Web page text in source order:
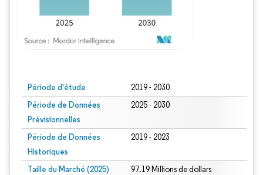
Période d'étude 2019 - 2030
Période de Données
Prévisionnelles
2025 - 2030
Période de Données
Historiques
2019 - 2023
Taille du Marché (2025)
97.19 Millions de dollars